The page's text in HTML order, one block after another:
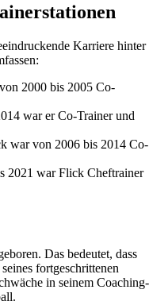
Karriere hinter
2000 bis 2005 Co-
war er Co-Trainer und
war von 2006 bis 2014 Co-
2021 war Flick Cheftrainer
Das bedeutet, dass
fortgeschrittenen
in seinem Coaching-